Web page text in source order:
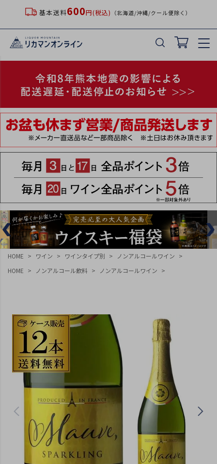
基本送料600円(税込) （北海道/沖縄/クール便除く）
HOME ワイン ワインタイプ別
ノンアルコールワイン
HOME
ノンアルコール飲料 ノンアルコールワイン